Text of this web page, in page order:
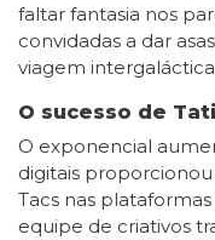
faltar fantasia nos
convidadas a dar
viagem
O sucesso de
O exponencial
digitais
Tacs nas
equipe de criativos